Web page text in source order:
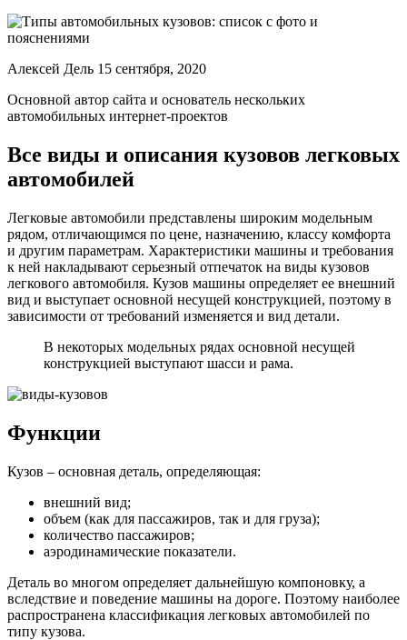
Алексей Дель 15 сентября, 2020
Основной автор сайта и основатель нескольких
автомобильных интернет-проектов
Все виды и описания кузовов легковых
автомобилей
Легковые автомобили представлены широким модельным
рядом, отличающимся по цене, назначению, классу комфорта
и другим параметрам. Характеристики машины и требования
к ней накладывают серьезный отпечаток на виды кузовов
легкового автомобиля. Кузов машины определяет ее внешний
вид и выступает основной несущей конструкцией, поэтому в
зависимости от требований изменяется и вид детали.
В некоторых модельных рядах основной несущей
конструкцией выступают шасси и рама.
Функции
Кузов – основная деталь, определяющая:
внешний вид;
объем (как для пассажиров, так и для груза);
количество пассажиров;
аэродинамические показатели.
Деталь во многом определяет дальнейшую компоновку, а
вследствие и поведение машины на дороге. Поэтому наиболее
распространена классификация легковых автомобилей по
типу кузова.